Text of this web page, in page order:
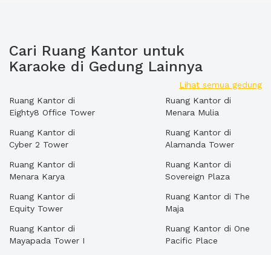
Cari Ruang Kantor untuk
Karaoke di Gedung Lainnya
Lihat semua gedung
Ruang Kantor di
Eighty8 Office Tower
Ruang Kantor di
Cyber 2 Tower
Ruang Kantor di
Menara Karya
Ruang Kantor di
Equity Tower
Ruang Kantor di
Mayapada Tower I
Ruang Kantor di
Menara Mulia
Ruang Kantor di
Alamanda Tower
Ruang Kantor di
Sovereign Plaza
Ruang Kantor di The
Maja
Ruang Kantor di One
Pacific Place